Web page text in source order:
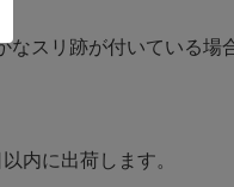
スリ跡が付いている場
内に出荷します。